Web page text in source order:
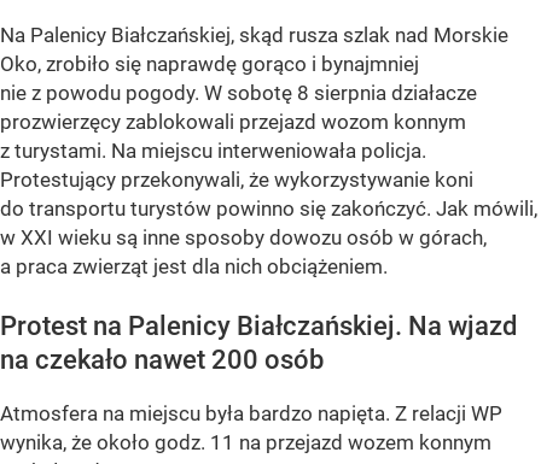
Na Palenicy Białczańskiej, skąd rusza szlak nad Morskie
Oko, zrobiło się naprawdę gorąco i bynajmniej
nie z powodu pogody. W sobotę 8 sierpnia działacze
prozwierzęcy zablokowali przejazd wozom konnym
z turystami. Na miejscu interweniowała policja.
Protestujący przekonywali, że wykorzystywanie koni
do transportu turystów powinno się zakończyć. Jak mówili,
w XXI wieku są inne sposoby dowozu osób w górach,
a praca zwierząt jest dla nich obciążeniem.
Protest na Palenicy Białczańskiej. Na wjazd
na czekało nawet 200 osób
Atmosfera na miejscu była bardzo napięta. Z relacji WP
wynika, że około godz. 11 na przejazd wozem konnym